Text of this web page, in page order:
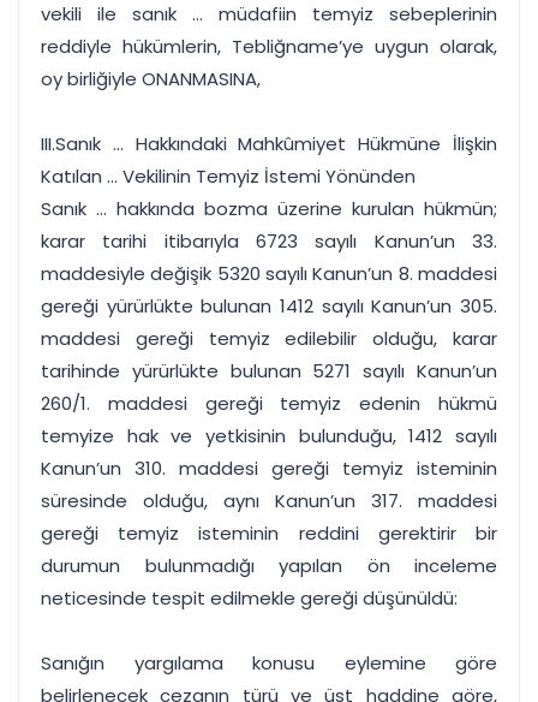
vekili ile sanık ... müdafiin temyiz sebeplerinin
reddiyle hükümlerin, Tebliğname’ye uygun olarak,
oy birliğiyle ONANMASINA,
III.Sanık ... Hakkındaki Mahkûmiyet Hükmüne İlişkin
Katılan ... Vekilinin Temyiz İstemi Yönünden
Sanık ... hakkında bozma üzerine kurulan hükmün;
karar tarihi itibarıyla 6723 sayılı Kanun’un 33.
maddesiyle değişik 5320 sayılı Kanun’un 8. maddesi
gereği yürürlükte bulunan 1412 sayılı Kanun’un 305.
maddesi gereği temyiz edilebilir olduğu, karar
tarihinde yürürlükte bulunan 5271 sayılı Kanun’un
260/1. maddesi gereği temyiz edenin hükmü
temyize hak ve yetkisinin bulunduğu, 1412 sayılı
Kanun’un 310. maddesi gereği temyiz isteminin
süresinde olduğu, aynı Kanun’un 317. maddesi
gereği temyiz isteminin reddini gerektirir bir
durumun bulunmadığı yapılan ön inceleme
neticesinde tespit edilmekle gereği düşünüldü:
Sanığın yargılama konusu eylemine göre
belirlenecek cezanın türü ve üst haddine göre,